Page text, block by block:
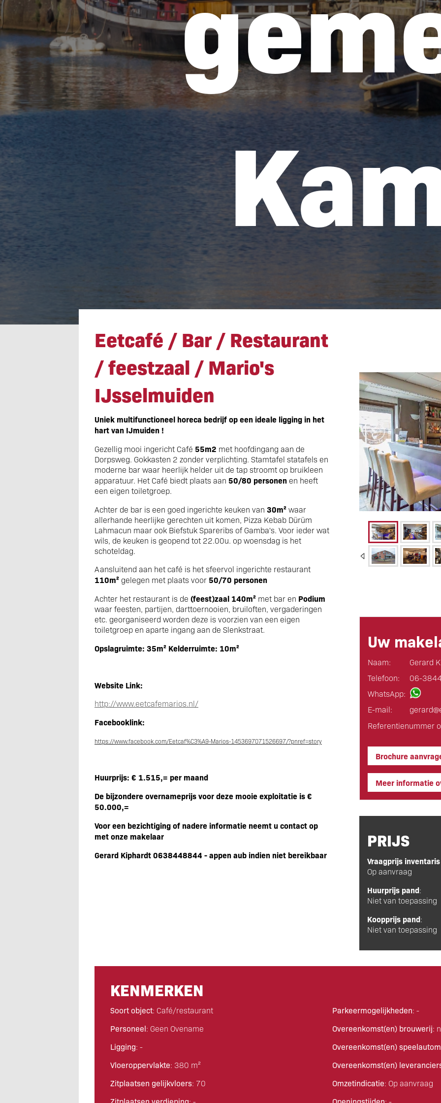
Eetcafé / Bar / Restaurant / feestzaal
IJsselmuiden
Eetcafé / Bar / Restaurant
/ feestzaal / Mario's
IJsselmuiden
Uniek multifunctioneel horeca bedrijf op een ideale ligging in het
hart van IJmuiden !
Gezellig mooi ingericht Café 55m2 met hoofdingang aan de
Dorpsweg. Gokkasten 2 zonder verplichting. Stamtafel statafels en
moderne bar waar heerlijk helder uit de tap stroomt op bruikleen
apparatuur. Het Café biedt plaats aan 50/80 personen en heeft
een eigen toiletgroep.
Achter de bar is een goed ingerichte keuken van 30m²waar
allerhande heerlijke gerechten uit komen, Pizza Kebab Dürüm
Lahmacun maar ook Biefstuk Spareribs of Gamba's. Voor ieder wat
wils, de keuken is geopend tot 22.00u. op woensdag is het
schoteldag.
Aansluitend aan het café is het sfeervol ingerichte restaurant
110m² gelegen met plaats voor 50/70 personen
Achter het restaurant is de (feest)zaal 140m² met bar en Podium
waar feesten, partijen, darttoernooien, bruiloften, vergaderingen
etc. georganiseerd worden deze is voorzien van een eigen
toiletgroep en aparte ingang aan de Slenkstraat.
Opslagruimte: 35m² Kelderruimte: 10m²
Website Link:
http://www.eetcafemarios.nl/
Facebooklink:
https://www.facebook.com/Eetcaf%C3%A9-Marios-1453697071526697/?pnref=story
Huurprijs: € 1.515,= per maand
De bijzondere overnameprijs voor deze mooie exploitatie is €
50.000,=
Voor een bezichtiging of nadere informatie neemt u contact op
met onze makelaar
Gerard Kiphardt 0638448844 - appen aub indien niet bereikbaar
Uw
Naam:
Gerard
Telefoon:
06-
WhatsApp:
E-mail:
Referentienummer
Brochure
Meer informatie
PRIJS
Vraagprijs
Op aanvraag
Huurprijs pand:
Niet van toepassing
Koopprijs pand:
Niet van toepassing
KENMERKEN
Soort object: Café/restaurant
Personeel: Geen Ovename
Ligging: -
Vloeroppervlakte: 380 m²
Zitplaatsen gelijkvloers: 70
Parkeermogelijkheden: -
Overeenkomst(en) brouwerij:
Overeenkomst(en)
Overeenkomst(en)
Omzetindicatie: Op aanvraag